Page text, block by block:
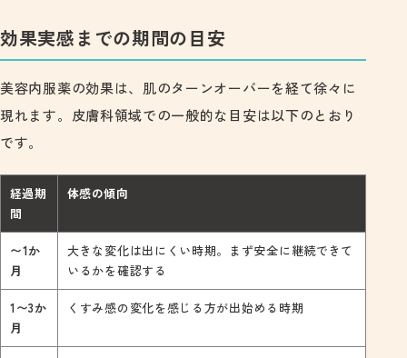
効果実感までの期間の目安
美容内服薬の効果は、肌のターンオーバーを経て徐々に
現れます。皮膚科領域での一般的な目安は以下のとおり
です。
経過期
間
体感の傾向
〜1か
月
大きな変化は出にくい時期。まず安全に継続できて
いるかを確認する
1〜3か
月
くすみ感の変化を感じる方が出始める時期